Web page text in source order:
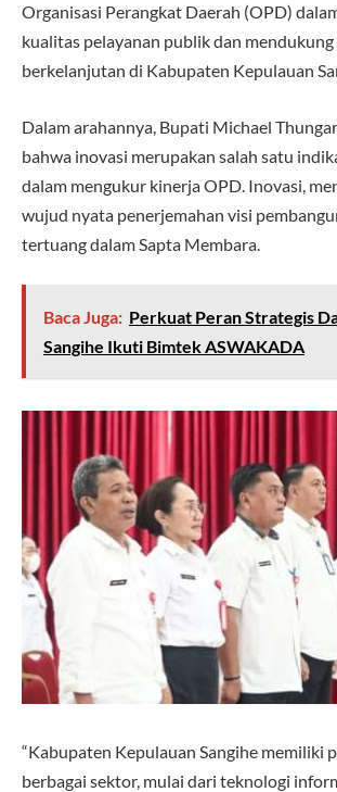
Organisasi Perangkat Daerah (OPD)
kualitas pelayanan publik dan
berkelanjutan di Kabupaten Kepulauan
Dalam arahannya, Bupati Michael
bahwa inovasi merupakan salah satu
dalam mengukur kinerja OPD. Inovasi,
wujud nyata penerjemahan visi
tertuang dalam Sapta Membara.
Baca Juga: Perkuat Peran Strategis
Sangihe Ikuti Bimtek ASWAKADA
“Kabupaten Kepulauan Sangihe memiliki
berbagai sektor, mulai dari teknologi